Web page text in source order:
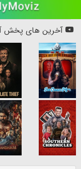
آخرین های پخش